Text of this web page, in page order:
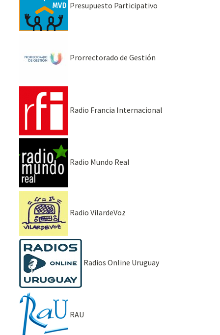
Presupuesto Participativo
Prorrectorado de Gestión
Radio Francia Internacional
Radio Mundo Real
Radio VilardeVoz
Radios Online Uruguay
RAU